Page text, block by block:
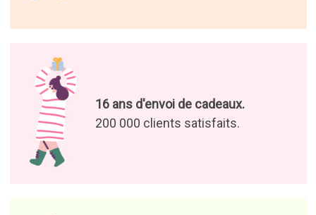
16 ans d'envoi de cadeaux.
200 000 clients satisfaits.